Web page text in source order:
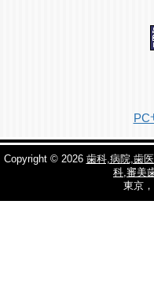
PC
Copyright © 2026 歯科,病院,歯
科,審美
東京